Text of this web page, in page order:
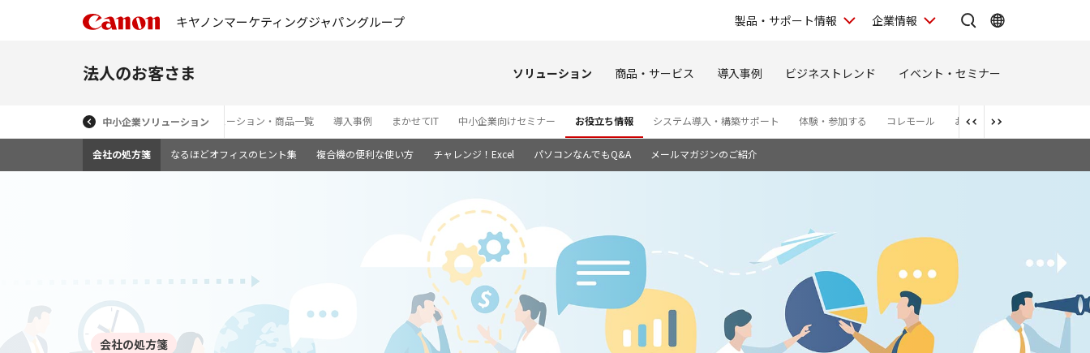
キヤノンマーケティングジャパングループ 製品・サポート情報 企業情報
法人のお客さま ソリューション 商品・サービス 導入事例 ビジネストレンド イベント・セミナー
中小企業ソリューションソリューション・商品一覧 導入事例 まかせてIT 中小企業向けセミナー お役立ち情報 システム導入・構築サポート 体験・参加する コレモール お問い合わせ
会社の処方箋 なるほどオフィスのヒント集 複合機の便利な使い方 チャレンジ！Excel パソコンなんでもQ&A メールマガジンのご紹介
会社の処方箋